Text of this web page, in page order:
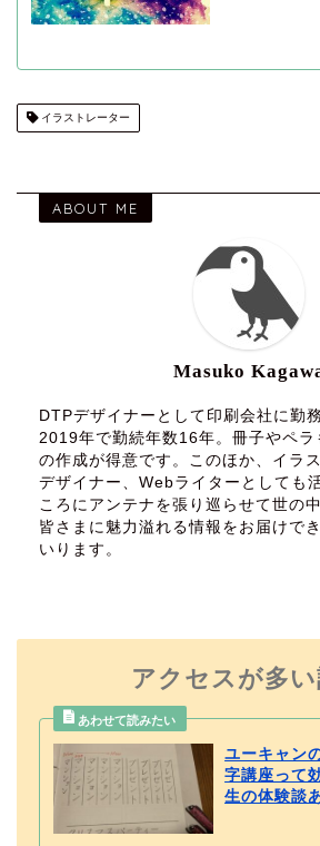
イラストレーター
ABOUT ME
Masuko
DTPデザイナーとして印刷会社に勤
2019年で勤続年数16年。冊子やペラ
の作成が得意です。このほか、イラ
デザイナー、Webライターとしても
ころにアンテナを張り巡らせて世の
皆さまに魅力溢れる情報をお届けで
いります。
アクセスが多
ユーキャン
字講座って
生の体験談